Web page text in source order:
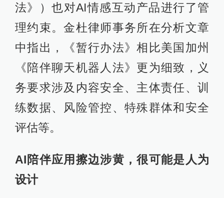
法》）也对AI情感互动产品进行了管
理约束。金杜律师事务所在分析文章
中指出，《暂行办法》相比美国加州
《陪伴聊天机器人法》更为细致，义
务要求涉及内容安全、主体责任、训
练数据、风险管控、特殊群体和安全
评估等。
AI陪伴应用擦边涉黄，很可能是人为
设计